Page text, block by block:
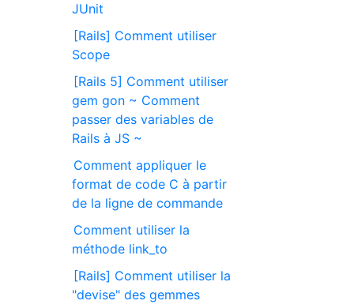
JUnit
[Rails] Comment utiliser
Scope
[Rails 5] Comment utiliser
gem gon ~ Comment
passer des variables de
Rails à JS ~
Comment appliquer le
format de code C à partir
de la ligne de commande
Comment utiliser la
méthode link_to
[Rails] Comment utiliser la
"devise" des gemmes